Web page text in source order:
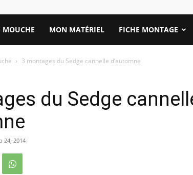
MOUCHE MON MATÉRIEL FICHE MONTAGE
3 montages du Sedge cannelle d’automne
du Sedge
24, 2014